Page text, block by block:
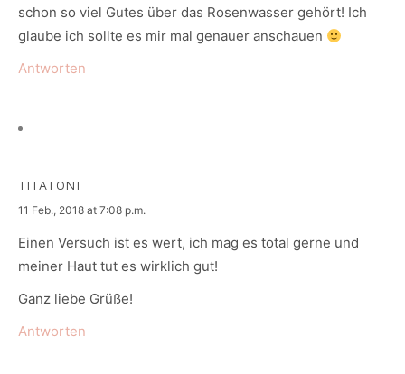
schon so viel Gutes über das Rosenwasser gehört! Ich
glaube ich sollte es mir mal genauer anschauen
Antworten
TITATONI
says:
11 Feb., 2018 at 7:08 p.m.
Einen Versuch ist es wert, ich mag es total gerne und
meiner Haut tut es wirklich gut!
Ganz liebe Grüße!
Antworten